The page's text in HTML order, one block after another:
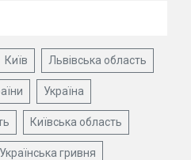
Київ Львівська область
Україна
Київська область
Українська гривня